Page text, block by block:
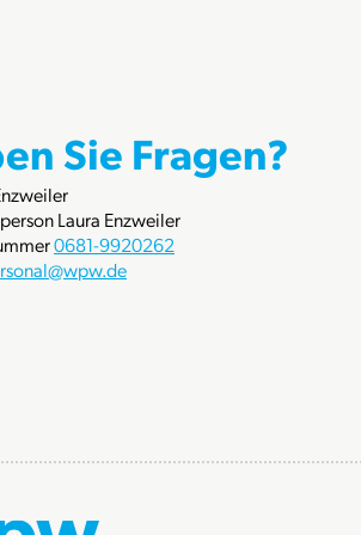
Sie Fragen?
Laura Enzweiler
0681-9920262